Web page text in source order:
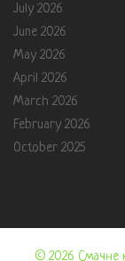
July 2026
June 2026
May 2026
April 2026
March 2026
February 2026
October 2025
© 2026 Смачне